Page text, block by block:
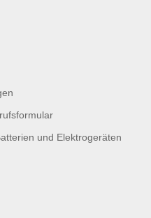
und Elektrogeräten